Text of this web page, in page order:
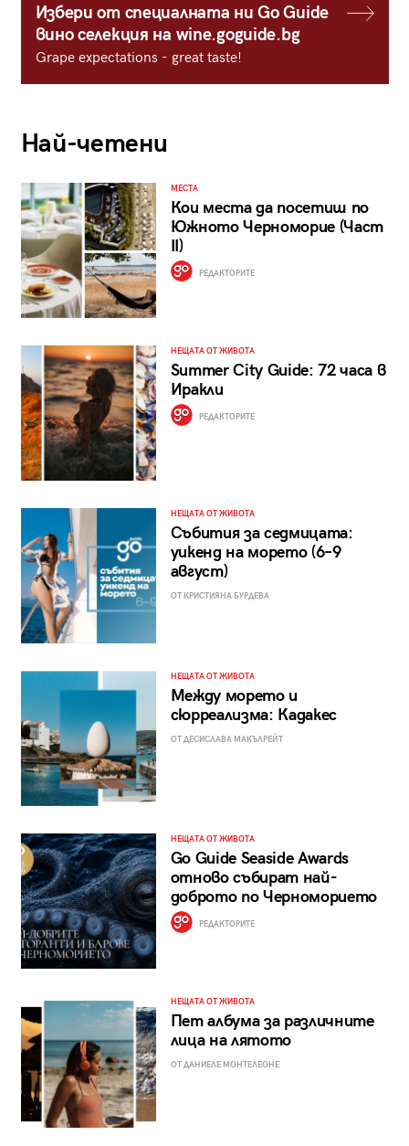
Избери от специалната ни Go Guide
вино селекция на wine.goguide.bg
Grape expectations - great taste!
Най-четени
МЕСТА
Кои места да посетиш по
Южното Черноморие (Част
II)
РЕДАКТОРИТЕ
НЕЩАТА ОТ ЖИВОТА
Summer City Guide: 72 часа в
Иракли
РЕДАКТОРИТЕ
НЕЩАТА ОТ ЖИВОТА
Събития за седмицата:
уикенд на морето (6–9
август)
ОТ КРИСТИЯНА БУРДЕВА
НЕЩАТА ОТ ЖИВОТА
Между морето и
сюрреализма: Кадакес
ОТ ДЕСИСЛАВА МАКЪЛРЕЙТ
НЕЩАТА ОТ ЖИВОТА
Go Guide Seaside Awards
отново събират най-
доброто по Черноморието
РЕДАКТОРИТЕ
НЕЩАТА ОТ ЖИВОТА
Пет албума за различните
лица на лятото
ОТ ДАНИЕЛЕ МОНТЕЛЕОНЕ